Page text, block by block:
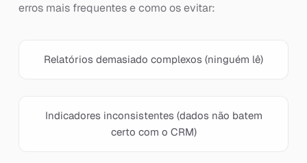
erros mais frequentes e como os evitar:
Relatórios demasiado complexos (ninguém lê)
Indicadores inconsistentes (dados não batem
certo com o CRM)